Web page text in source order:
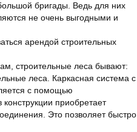
бригады. Ведь для них
не очень выгодными и
арендой строительных
строительные леса бывают:
леса. Каркасная система с
с помощью
приобретает
Это позволяет быстро